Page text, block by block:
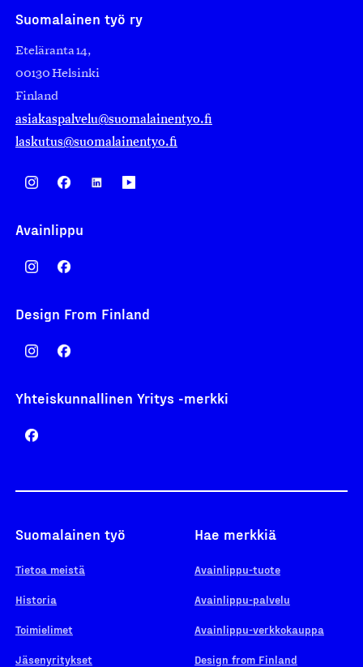
Suomalainen työ ry
Eteläranta 14,
00130 Helsinki
Finland
asiakaspalvelu@suomalainentyo.fi
laskutus@suomalainentyo.fi
Avainlippu
Design From Finland
Yhteiskunnallinen Yritys -merkki
Suomalainen työ
Tietoa meistä
Historia
Toimielimet
Jäsenyritykset
Hae merkkiä
Avainlippu-tuote
Avainlippu-palvelu
Avainlippu-verkkokauppa
Design from Finland